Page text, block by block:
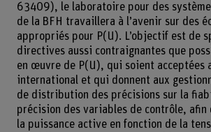
63409), le laboratoire pour des
de la BFH travaillera à l’avenir sur des
appropriés pour P(U). L’objectif est de
directives aussi contraignantes que
en œuvre de P(U), qui soient acceptées
international et qui donnent aux
de distribution des précisions sur la
précision des variables de contrôle, afin
la puissance active en fonction de la